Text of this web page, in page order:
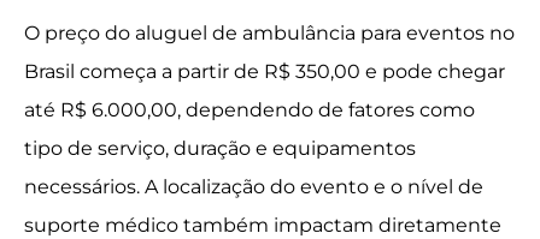
O preço do aluguel de ambulância para eventos no
Brasil começa a partir de R$ 350,00 e pode chegar
até R$ 6.000,00, dependendo de fatores como
tipo de serviço, duração e equipamentos
necessários. A localização do evento e o nível de
suporte médico também impactam diretamente